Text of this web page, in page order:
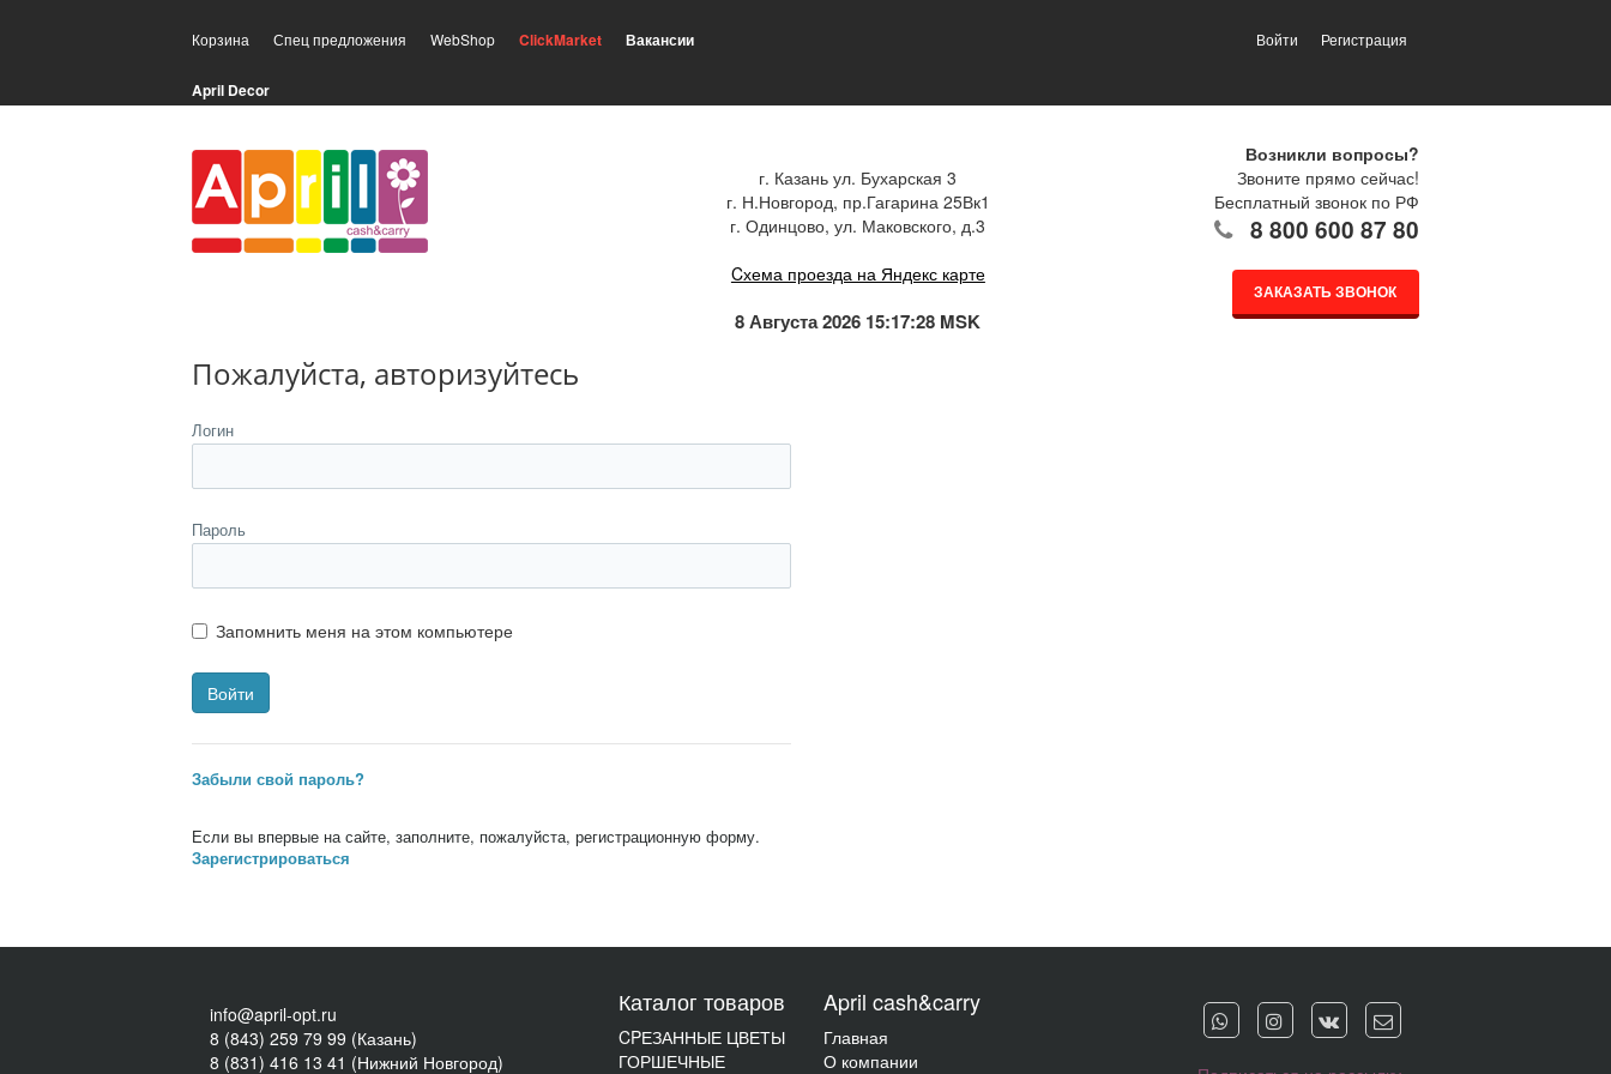
Корзина Спец предложения WebShop ClickMarket Вакансии
April Decor
Войти Регистрация
г. Казань ул. Бухарская 3
г. Н.Новгород, пр.Гагарина 25Вк1
г. Одинцово, ул. Маковского, д.3
Cхема проезда на Яндекс карте
8 Августа 2026 15:17:29 MSK
Возникли вопросы?
Звоните прямо сейчас!
Бесплатный звонок по РФ
8 800 600 87 80
ЗАКАЗАТЬ ЗВОНОК
Пожалуйста, авторизуйтесь
Логин
Пароль
Запомнить меня на этом компьютере
Забыли свой пароль?
Если вы впервые на сайте, заполните, пожалуйста, регистрационную форму.
Зарегистрироваться
info@april-opt.ru
8 (843) 259 79 99 (Казань)
8 (831) 416 13 41 (Нижний Новгород)
Каталог товаров
CPЕЗАННЫЕ ЦВЕТЫ
ГОРШЕЧНЫЕ
April cash&carry
Главная
О компании